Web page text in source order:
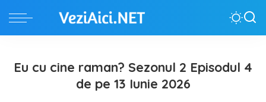
Eu cu cine raman? Sezonul 2 Episodul 4
de pe 13 Iunie 2026